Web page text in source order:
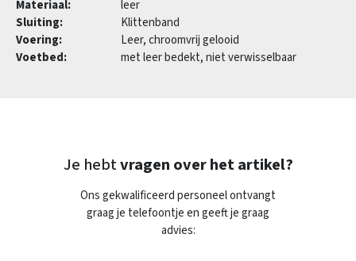
Materiaal:
leer
Sluiting:
Klittenband
Voering:
Leer, chroomvrij gelooid
Voetbed:
met leer bedekt, niet verwisselbaar
Je hebtvragen over het artikel?
Ons gekwalificeerd personeel ontvangt
graag je telefoontje en geeft je graag
advies: